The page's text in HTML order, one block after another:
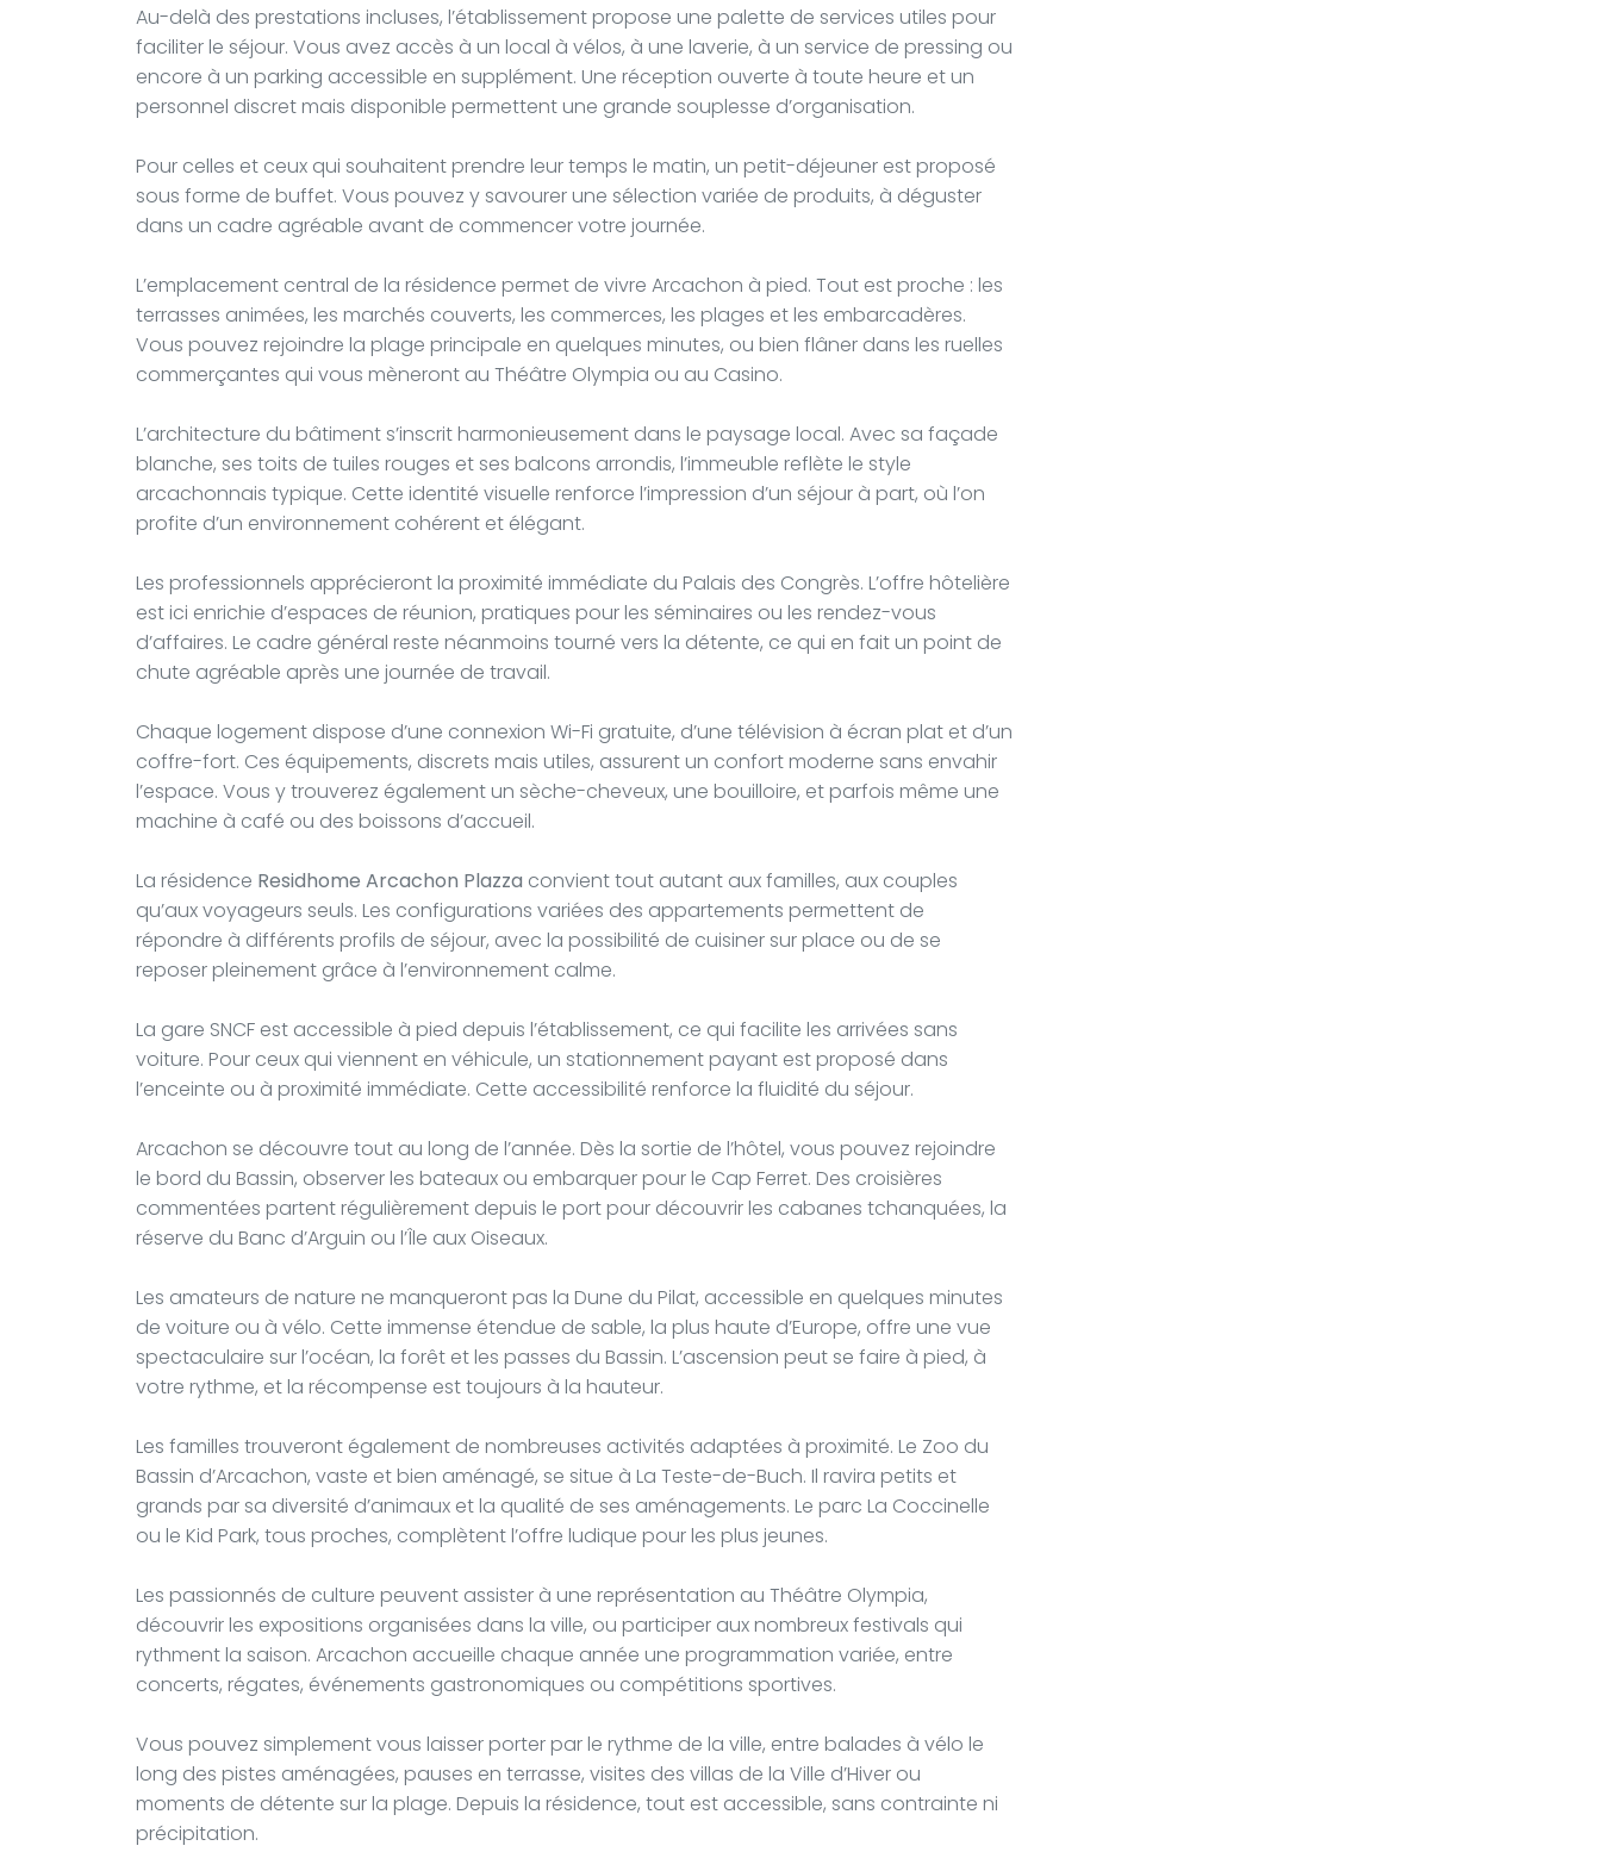
Au-delà des prestations incluses, l’établissement propose une palette de services utiles pour
faciliter le séjour. Vous avez accès à un local à vélos, à une laverie, à un service de pressing ou
encore à un parking accessible en supplément. Une réception ouverte à toute heure et un
personnel discret mais disponible permettent une grande souplesse d’organisation.
Pour celles et ceux qui souhaitent prendre leur temps le matin, un petit-déjeuner est proposé
sous forme de buffet. Vous pouvez y savourer une sélection variée de produits, à déguster
dans un cadre agréable avant de commencer votre journée.
L’emplacement central de la résidence permet de vivre Arcachon à pied. Tout est proche : les
terrasses animées, les marchés couverts, les commerces, les plages et les embarcadères.
Vous pouvez rejoindre la plage principale en quelques minutes, ou bien flâner dans les ruelles
commerçantes qui vous mèneront au Théâtre Olympia ou au Casino.
L’architecture du bâtiment s’inscrit harmonieusement dans le paysage local. Avec sa façade
blanche, ses toits de tuiles rouges et ses balcons arrondis, l’immeuble reflète le style
arcachonnais typique. Cette identité visuelle renforce l’impression d’un séjour à part, où l’on
profite d’un environnement cohérent et élégant.
Les professionnels apprécieront la proximité immédiate du Palais des Congrès. L’offre hôtelière
est ici enrichie d’espaces de réunion, pratiques pour les séminaires ou les rendez-vous
d’affaires. Le cadre général reste néanmoins tourné vers la détente, ce qui en fait un point de
chute agréable après une journée de travail.
Chaque logement dispose d’une connexion Wi-Fi gratuite, d’une télévision à écran plat et d’un
coffre-fort. Ces équipements, discrets mais utiles, assurent un confort moderne sans envahir
l’espace. Vous y trouverez également un sèche-cheveux, une bouilloire, et parfois même une
machine à café ou des boissons d’accueil.
La résidence Residhome Arcachon Plazza convient tout autant aux familles, aux couples
qu’aux voyageurs seuls. Les configurations variées des appartements permettent de
répondre à différents profils de séjour, avec la possibilité de cuisiner sur place ou de se
reposer pleinement grâce à l’environnement calme.
La gare SNCF est accessible à pied depuis l’établissement, ce qui facilite les arrivées sans
voiture. Pour ceux qui viennent en véhicule, un stationnement payant est proposé dans
l’enceinte ou à proximité immédiate. Cette accessibilité renforce la fluidité du séjour.
Arcachon se découvre tout au long de l’année. Dès la sortie de l’hôtel, vous pouvez rejoindre
le bord du Bassin, observer les bateaux ou embarquer pour le Cap Ferret. Des croisières
commentées partent régulièrement depuis le port pour découvrir les cabanes tchanquées, la
réserve du Banc d’Arguin ou l’Île aux Oiseaux.
Les amateurs de nature ne manqueront pas la Dune du Pilat, accessible en quelques minutes
de voiture ou à vélo. Cette immense étendue de sable, la plus haute d’Europe, offre une vue
spectaculaire sur l’océan, la forêt et les passes du Bassin. L’ascension peut se faire à pied, à
votre rythme, et la récompense est toujours à la hauteur.
Les familles trouveront également de nombreuses activités adaptées à proximité. Le Zoo du
Bassin d’Arcachon, vaste et bien aménagé, se situe à La Teste-de-Buch. Il ravira petits et
grands par sa diversité d’animaux et la qualité de ses aménagements. Le parc La Coccinelle
ou le Kid Park, tous proches, complètent l’offre ludique pour les plus jeunes.
Les passionnés de culture peuvent assister à une représentation au Théâtre Olympia,
découvrir les expositions organisées dans la ville, ou participer aux nombreux festivals qui
rythment la saison. Arcachon accueille chaque année une programmation variée, entre
concerts, régates, événements gastronomiques ou compétitions sportives.
Vous pouvez simplement vous laisser porter par le rythme de la ville, entre balades à vélo le
long des pistes aménagées, pauses en terrasse, visites des villas de la Ville d’Hiver ou
moments de détente sur la plage. Depuis la résidence, tout est accessible, sans contrainte ni
précipitation.